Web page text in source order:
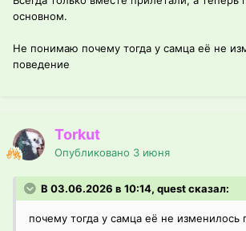
основном.
Не понимаю почему тогда у самца её не
поведение
Torkut
Опубликовано 3 июня
В 03.06.2026 в 10:14, quest сказал:
почему тогда у самца её не изменилось